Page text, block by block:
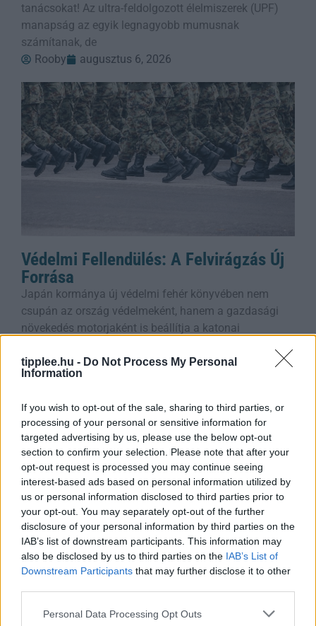
tipplee.hu - Do Not Process My Personal
Information
If you wish to opt-out of the sale, sharing to third parties, or
processing of your personal or sensitive information for
targeted advertising by us, please use the below opt-out
section to confirm your selection. Please note that after your
opt-out request is processed you may continue seeing
interest-based ads based on personal information utilized by
us or personal information disclosed to third parties prior to
your opt-out. You may separately opt-out of the further
disclosure of your personal information by third parties on the
IAB’s list of downstream participants. This information may
also be disclosed by us to third parties on the IAB’s List of
Downstream Participants that may further disclose it to other
Personal Data Processing Opt Outs
tanácsokat! Az ultra-feldolgozott élelmiszerek (UPF)
manapság az egyik legnagyobb mumusnak
számítanak, de
Rooby
augusztus 6, 2026
Védelmi Fellendülés: A Felvirágzás Új
Forrása
Japán kormánya új védelmi fehér könyvében nem
csupán az ország védelmeként, hanem a gazdasági
növekedés motorjaként is beállítja a katonai
Rooby
augusztus 6, 2026
Duna Rekord Alacsony Vízszintje:
Bénul a Paksi Atomerőmű
A Duna vízszintje rekordalacsony szintre süllyedt
Európa szárazsága miatt, ami miatt Magyarország